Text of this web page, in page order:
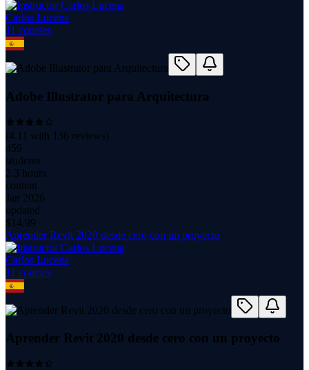
Carlos Lucena
11 courses
Adobe Illustrator para Arquitectura
(4.11 with 136 reviews)
459
students
2.3 hours
content
Jan 2026
updated
$ 14.99
Aprender Revit 2020 desde cero con un proyecto
Carlos Lucena
11 courses
Aprender Revit 2020 desde cero con un proyecto